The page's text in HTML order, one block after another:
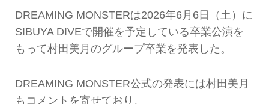
DREAMING MONSTERは2026年6月6日（土）に
SIBUYA DIVEで開催を予定している卒業公演を
もって村田美月のグループ卒業を発表した。
DREAMING MONSTER公式の発表には村田美月
もコメントを寄せており、